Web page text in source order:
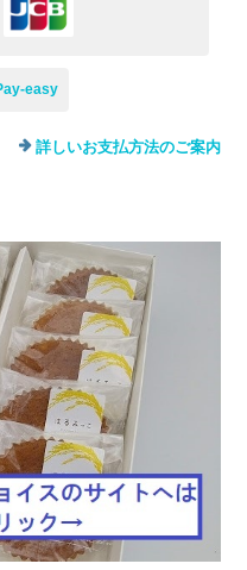
easy
詳しいお支払方法のご案内